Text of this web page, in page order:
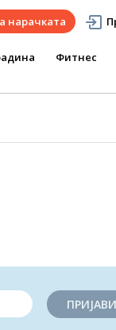
нарачката
Фитнес